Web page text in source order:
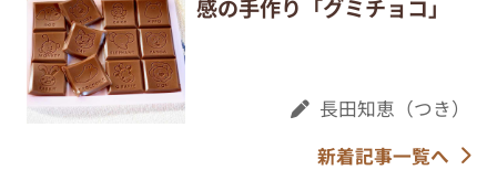
感の手作り「グミチョコ」
長田知恵（つき）
新着記事一覧へ